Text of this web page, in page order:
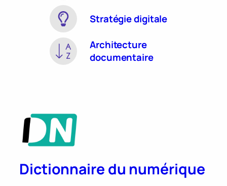
Stratégie digitale
Architecture
documentaire
Dictionnaire du numérique